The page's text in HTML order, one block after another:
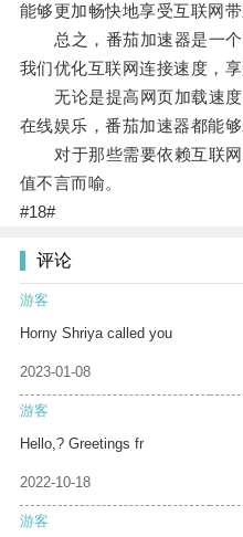
能够更加畅快地享受互联网带
总之，番茄加速器是一个
我们优化互联网连接速度，
无论是提高网页加载速度
在线娱乐，番茄加速器都能够
对于那些需要依赖互联网
值不言而喻。
#18#
评论
游客
Horny Shriya called you
2023-01-08
游客
Hello,? Greetings fr
2022-10-18
游客